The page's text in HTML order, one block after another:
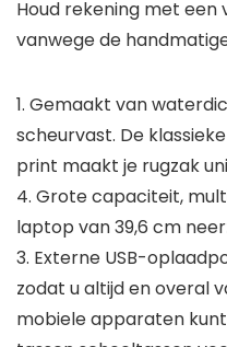
Houd rekening met een
vanwege de
1. Gemaakt van
scheurvast. De
print maakt je rugzak
4. Grote capaciteit,
laptop van 39,6 cm
3. Externe USB-
zodat u altijd en overal
mobiele apparaten